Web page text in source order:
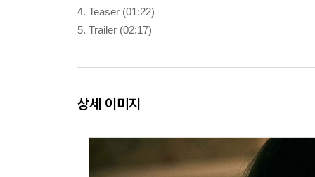
4. Teaser (01:22)
5. Trailer (02:17)
상세 이미지